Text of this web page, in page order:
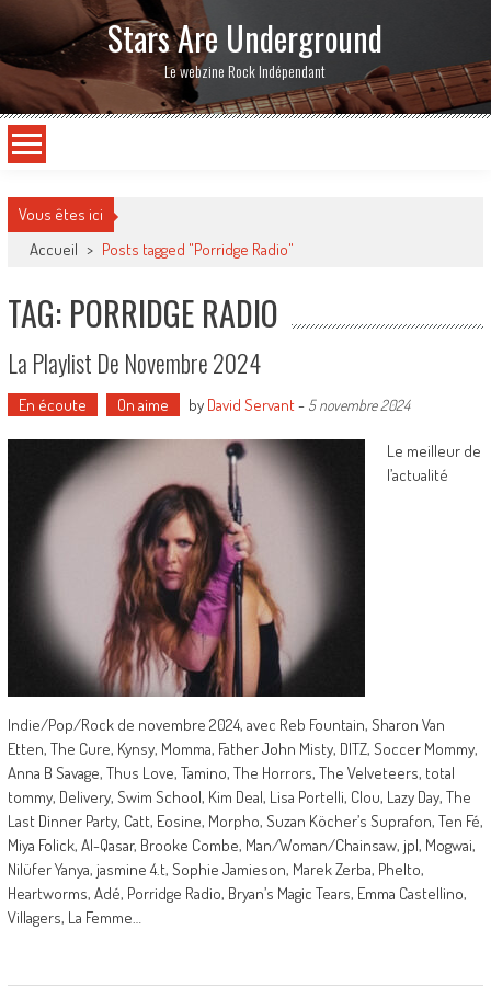
Stars Are Underground
Le webzine Rock Indépendant
Vous êtes ici
Accueil > Posts tagged "Porridge Radio"
TAG: PORRIDGE RADIO
La Playlist De Novembre 2024
En écoute On aime by David Servant- 5 novembre 2024
Le meilleur de
l’actualité
Indie/Pop/Rock de novembre 2024, avec Reb Fountain, Sharon Van
Etten, The Cure, Kynsy, Momma, Father John Misty, DITZ, Soccer Mommy,
Anna B Savage, Thus Love, Tamino, The Horrors, The Velveteers, total
tommy, Delivery, Swim School, Kim Deal, Lisa Portelli, Clou, Lazy Day, The
Last Dinner Party, Catt, Eosine, Morpho, Suzan Köcher’s Suprafon, Ten Fé,
Miya Folick, Al-Qasar, Brooke Combe, Man/Woman/Chainsaw, jpl, Mogwai,
Nilüfer Yanya, jasmine 4.t, Sophie Jamieson, Marek Zerba, Phelto,
Heartworms, Adé, Porridge Radio, Bryan’s Magic Tears, Emma Castellino,
Villagers, La Femme…